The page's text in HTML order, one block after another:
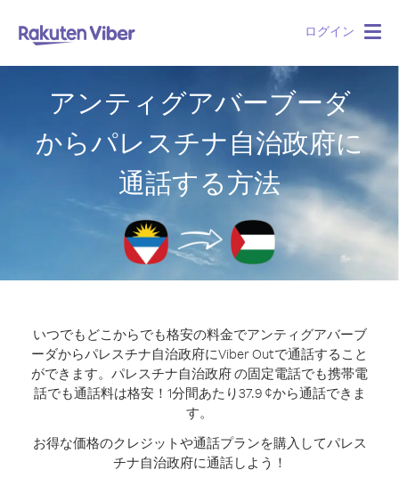
ログイン
アンティグアバーブーダ
からパレスチナ自治政府に
通話する方法
いつでもどこからでも格安の料金でアンティグアバーブ
ーダからパレスチナ自治政府にViber Outで通話すること
ができます。 パレスチナ自治政府 の固定電話でも携帯電
話でも通話料は格安！1分間あたり37.9 ¢から通話できま
す。
お得な価格のクレジットや通話プランを購入してパレス
チナ自治政府に通話しよう！